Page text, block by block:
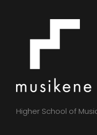
Higher School of